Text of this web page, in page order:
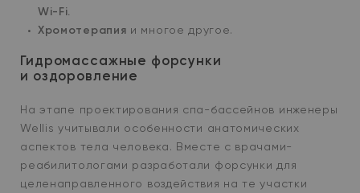
Wi-Fi.
Хромотерапия и многое другое.
Гидромассажные форсунки
и оздоровление
На этапе проектирования спа-бассейнов инженеры
Wellis учитывали особенности анатомических
аспектов тела человека. Вместе с врачами-
реабилитологами разработали форсунки для
целенаправленного воздействия на те участки